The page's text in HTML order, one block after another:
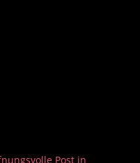
Post in